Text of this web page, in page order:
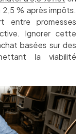
% après impôts.
entre promesses
Ignorer cette
basées sur des
la viabilité